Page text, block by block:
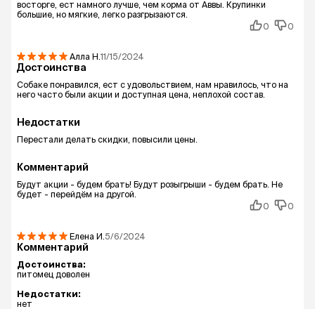
восторге, ест намного лучше, чем корма от Аввы. Крупинки
большие, но мягкие, легко разгрызаются.
0
0
Алла Н.11/15/2024
Достоинства
Собаке понравился, ест с удовольствием, нам нравилось, что на
него часто были акции и доступная цена, неплохой состав.
Недостатки
Перестали делать скидки, повысили цены.
Комментарий
Будут акции - будем брать! Будут розыгрыши - будем брать. Не
будет - перейдём на другой.
0
0
Елена И. 5/6/2024
Комментарий
Достоинства:
питомец доволен
Недостатки:
нет